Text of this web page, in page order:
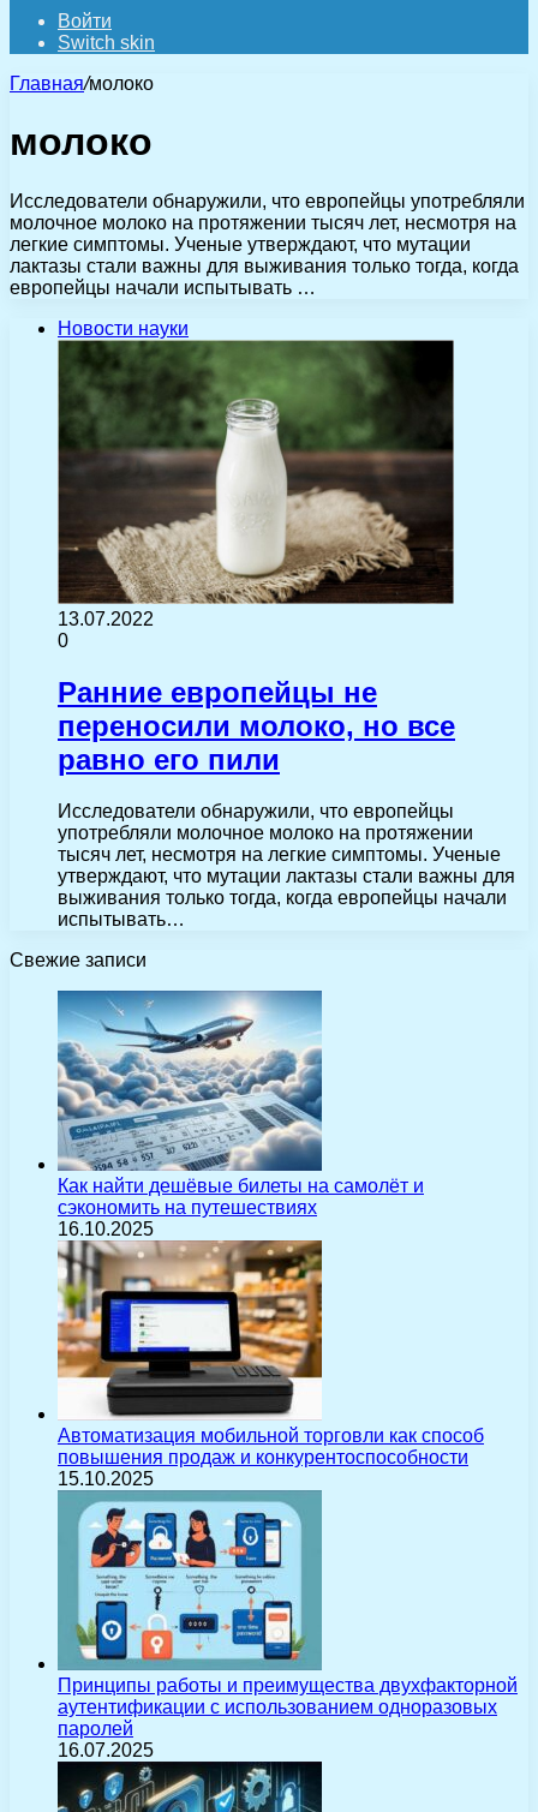
Войти
Switch skin
Главная/молоко
молоко
Исследователи обнаружили, что европейцы употребляли
молочное молоко на протяжении тысяч лет, несмотря на
легкие симптомы. Ученые утверждают, что мутации
лактазы стали важны для выживания только тогда, когда
европейцы начали испытывать …
Новости науки
13.07.2022
0
Ранние европейцы не
переносили молоко, но все
равно его пили
Исследователи обнаружили, что европейцы
употребляли молочное молоко на протяжении
тысяч лет, несмотря на легкие симптомы. Ученые
утверждают, что мутации лактазы стали важны для
выживания только тогда, когда европейцы начали
испытывать…
Свежие записи
Как найти дешёвые билеты на самолёт и
сэкономить на путешествиях
16.10.2025
Автоматизация мобильной торговли как способ
повышения продаж и конкурентоспособности
15.10.2025
Принципы работы и преимущества двухфакторной
аутентификации с использованием одноразовых
паролей
16.07.2025